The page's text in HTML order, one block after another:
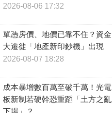
2026-08-06 17:32
單憑房價、地價已靠不住？資金
大遷徙「地產新印鈔機」出現
2026-08-07 18:28
成本暴增數百萬至破千萬！光電
板新制若硬幹恐重蹈「土方之亂
下場」？